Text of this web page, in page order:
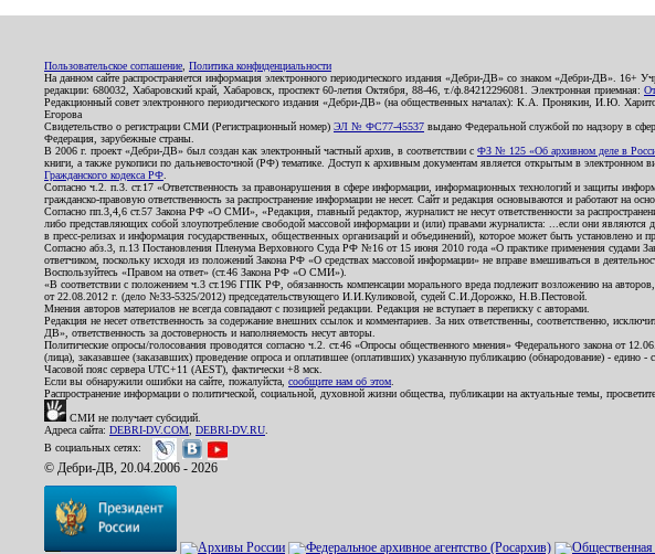
Пользовательское соглашение Политика конфиденциальности
На данном сайте распространяется информация электронного периодического издания «Дебри-ДВ» со знаком «Дебри-ДВ».
редакции: 680032, Хабаровский край, Хабаровск, проспект 60-летия Октября, 88-46, т./ф.84212296081. Электронная приемная:
Редакционный совет электронного периодического издания «Дебри-ДВ» (на общественных началах): К.А. Пронякин,
Егорова
Свидетельство о регистрации СМИ (Регистрационный номер) ЭЛ № ФС77-45537 выдано Федеральной службой по надзору в
Федерация, зарубежные страны.
В 2006 г. проект «Дебри-ДВ» был создан как электронный частный архив, в соответствии с ФЗ № 125 «Об архивном деле в
книги, а также рукописи по дальневосточной (РФ) тематике. Доступ к архивным документам является открытым в электронном
Гражданского кодекса РФ
Согласно ч.2. п.3. ст.17 «Ответственность за правонарушения в сфере информации, информационных технологий и защиты
гражданско-правовую ответственность за распространение информации не несет. Сайт и редакция основываются и работают на
Согласно пп.3,4,6 ст.57 Закона РФ «О СМИ», «Редакция, главный редактор, журналист не несут ответственности за
либо представляющих собой злоупотребление свободой массовой информации и (или) правами журналиста: ...если они
в пресс-релизах и информация государственных, общественных организаций и объединений), которое может быть установлено и
Согласно абз.3, п.13 Постановления Пленума Верховного Суда РФ №16 от 15 июня 2010 года «О практике применения судами
ответчиком, поскольку исходя из положений Закона РФ «О средствах массовой информации» не вправе вмешиваться в
Воспользуйтесь «Правом на ответ» (ст.46 Закона РФ «О СМИ»).
«В соответствии с положением ч.3 ст.196 ГПК РФ, обязанность компенсации морального вреда подлежит возложению на
от 22.08.2012 г. (дело №33-5325/2012) председательствующего И.И.Куликовой, судей С.И.Дорожко, Н.В.Пестовой.
Мнения авторов материалов не всегда совпадают с позицией редакции. Редакция не вступает в переписку с авторами.
Редакция не несет ответственность за содержание внешних ссылок и комментариев. За них ответственны, соответственно,
ДВ», ответственность за достоверность и наполняемость несут авторы.
Политические опросы/голосования проводятся согласно ч.2. ст.46 «Опросы общественного мнения» Федерального закона от
(лица), заказавшее (заказавших) проведение опроса и оплатившее (оплативших) указанную публикацию (обнародование) - едино -
Часовой пояс сервера UTC+11 (AEST), фактически +8 мск.
Если вы обнаружили ошибки на сайте, пожалуйста, сообщите нам об этом
Распространение информации о политической, социальной, духовной жизни общества, публикации на актуальные темы,
СМИ не получает субсидий.
Адреса сайта: DEBRI-DV.COM DEBRI-DV.RU
В социальных сетях:
© Дебри-ДВ, 20.04.2006 - 2026